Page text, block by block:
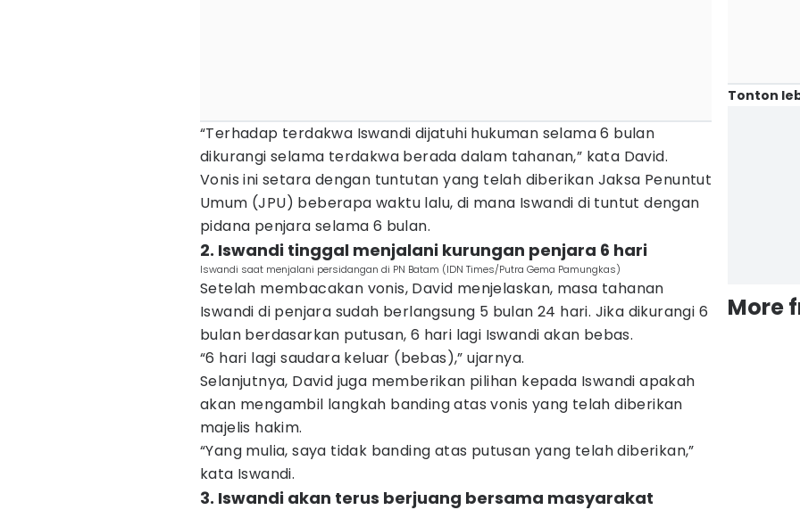
“Terhadap terdakwa Iswandi dijatuhi hukuman selama 6 bulan
dikurangi selama terdakwa berada dalam tahanan,” kata David.
Vonis ini setara dengan tuntutan yang telah diberikan Jaksa Penuntut
Umum (JPU) beberapa waktu lalu, di mana Iswandi di tuntut dengan
pidana penjara selama 6 bulan.
2. Iswandi tinggal menjalani kurungan penjara 6 hari
Iswandi saat menjalani persidangan di PN Batam (IDN Times/Putra Gema Pamungkas)
Setelah membacakan vonis, David menjelaskan, masa tahanan
Iswandi di penjara sudah berlangsung 5 bulan 24 hari. Jika dikurangi 6
bulan berdasarkan putusan, 6 hari lagi Iswandi akan bebas.
“6 hari lagi saudara keluar (bebas),” ujarnya.
Selanjutnya, David juga memberikan pilihan kepada Iswandi apakah
akan mengambil langkah banding atas vonis yang telah diberikan
majelis hakim.
“Yang mulia, saya tidak banding atas putusan yang telah diberikan,”
kata Iswandi.
3. Iswandi akan terus berjuang bersama masyarakat
Tonton
More